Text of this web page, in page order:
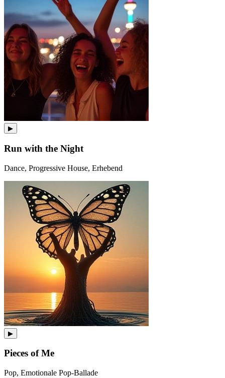
▶
Run with the Night
Dance, Progressive House, Erhebend
▶
Pieces of Me
Pop, Emotionale Pop-Ballade